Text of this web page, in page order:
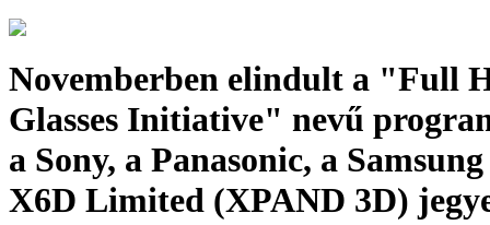
Novemberben elindult a "Full
Glasses Initiative" nevű
a Sony, a Panasonic, a Samsung
X6D Limited (XPAND 3D)